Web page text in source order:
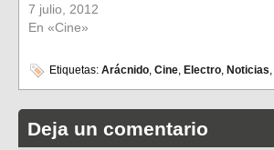
7 julio, 2012
En «Cine»
Etiquetas: Arácnido, Cine, Electro, Noticias,
Deja un comentario